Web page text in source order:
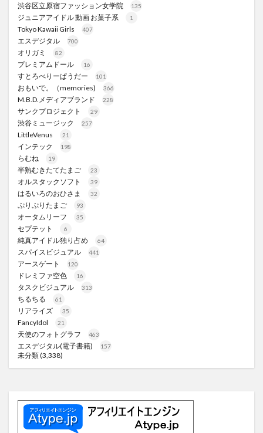
渋谷区立原宿ファッション女学院 135
ジュニアアイドル 動画 お菓子系 1
Tokyo Kawaii Girls 407
エスデジタル 700
オリガミ 82
プレミアムドール 16
すとろべりーぱうだー 101
おもいで。（memories) 366
M.B.D.メディアブランド 228
サンクプロジェクト 29
渋谷ミュージック 257
LittleVenus 21
インテック 198
らむね 19
半熟むきたてたまご 23
オルスタックソフト 39
はるいろのおひさま 32
ぷりぷりたまご 93
オータムリーフ 35
セプテット 6
純真アイドル独り占め 64
スパイスビジュアル 441
アースゲート 120
ドレミファ空色 16
タスクビジュアル 313
ちるちる 61
リアライズ 35
FancyIdol 21
天使のフォトグラフ 463
エスデジタル(電子書籍) 157
未分類(3,338)